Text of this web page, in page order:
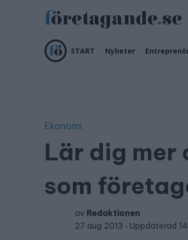
START Nyheter
Ekonomi
Lär dig mer
som
av Redaktionen
27 aug 2013
Uppdaterad